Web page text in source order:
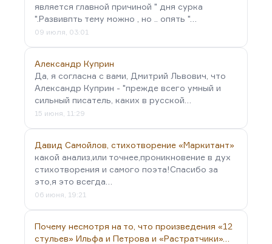
является главной причиной " дня сурка
".Развивпть тему можно , но .. опять "…
09 июля, 03:01
Александр Куприн
Да, я согласна с вами, Дмитрий Львович, что
Александр Куприн - "прежде всего умный и
сильный писатель, каких в русской…
15 июня, 11:29
Давид Самойлов, стихотворение «Маркитант»
какой анализ,или точнее,проникновение в дух
стихотворения и самого поэта!Спасибо за
это,я это всегда…
06 июня, 19:21
Почему несмотря на то, что произведения «12
стульев» Ильфа и Петрова и «Растратчики»…